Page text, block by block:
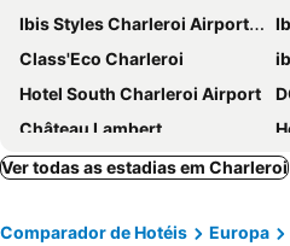
Ibis Styles Charleroi Airport Aero 44
Class'Eco Charleroi
Hotel South Charleroi Airport
Château Lambert
Hôtel La Louve
Hotel Charleroi Business
Ver todas as estadias em Charleroi
Comparador de Hotéis Europa